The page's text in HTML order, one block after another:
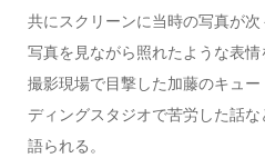
共にスクリーンに当時の写真が
写真を見ながら照れたような表
撮影現場で目撃した加藤のキュ
ディングスタジオで苦労した話
語られる。